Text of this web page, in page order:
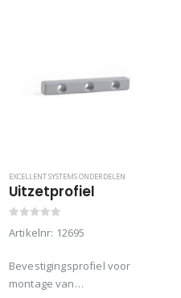
EXCELLENT SYSTEMS ONDERDELEN
Uitzetprofiel
Artikelnr: 12695
Bevestigingsprofiel voor
montage van